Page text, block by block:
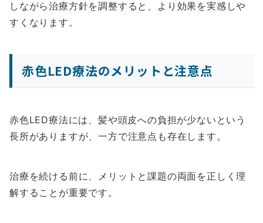
しながら治療方針を調整すると、より効果を実感しや
すくなります。
赤色LED療法のメリットと注意点
赤色LED療法には、髪や頭皮への負担が少ないという
長所がありますが、一方で注意点も存在します。
治療を続ける前に、メリットと課題の両面を正しく理
解することが重要です。